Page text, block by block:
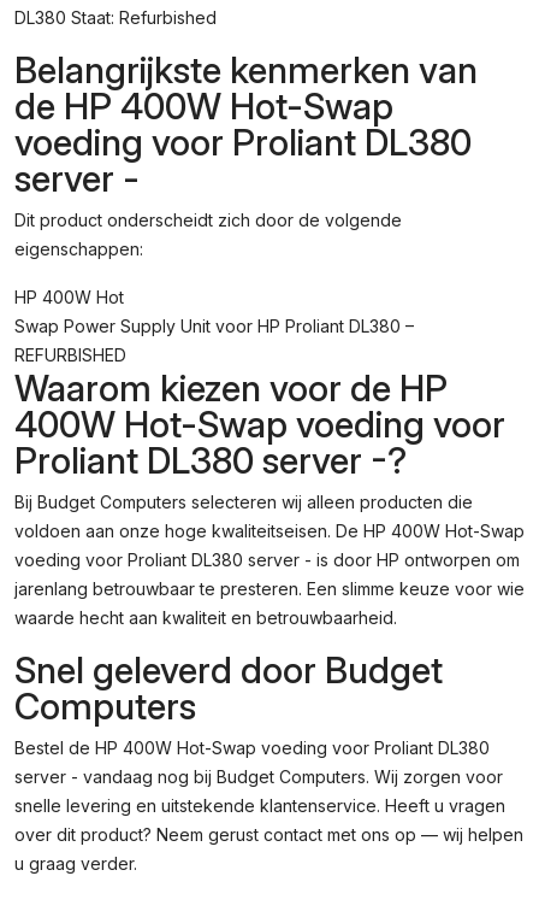
DL380 Staat: Refurbished
Belangrijkste kenmerken van
de HP 400W Hot-Swap
voeding voor Proliant DL380
server -
Dit product onderscheidt zich door de volgende
eigenschappen:
HP 400W Hot
Swap Power Supply Unit voor HP Proliant DL380 –
REFURBISHED
Waarom kiezen voor de HP
400W Hot-Swap voeding voor
Proliant DL380 server -?
Bij Budget Computers selecteren wij alleen producten die
voldoen aan onze hoge kwaliteitseisen. De HP 400W Hot-Swap
voeding voor Proliant DL380 server - is door HP ontworpen om
jarenlang betrouwbaar te presteren. Een slimme keuze voor wie
waarde hecht aan kwaliteit en betrouwbaarheid.
Snel geleverd door Budget
Computers
Bestel de HP 400W Hot-Swap voeding voor Proliant DL380
server - vandaag nog bij Budget Computers. Wij zorgen voor
snelle levering en uitstekende klantenservice. Heeft u vragen
over dit product? Neem gerust contact met ons op — wij helpen
u graag verder.